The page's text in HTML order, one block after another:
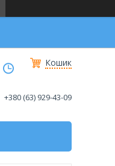
Кошик
+380 (63) 929-43-09